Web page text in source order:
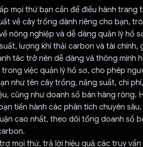
mọi thứ bạn cần để điều hành trang
về cây trồng dành riêng cho bạn,
nông nghiệp và dễ dàng quản lý hồ
lượng khí thải carbon và tài chính,
tác trở nên dễ dàng và thông minh
trong việc quản lý hồ sơ, cho phép
như tên cây trồng, năng suất, chi
cũng như doanh số bán hàng ròng.
tiến hành các phân tích chuyên
cao nhất, theo dõi tổng doanh số
mọi thứ, trả lời hiệu quả các truy